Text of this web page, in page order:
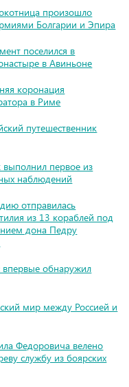
произошло
Болгарии и Эпира
поселился в
в Авиньоне
коронация
в Риме
путешественник
первое из
наблюдений
отправилась
из 13 кораблей под
дона Педру
обнаружил
мир между Россией и
Федоровича велено
службу из боярских